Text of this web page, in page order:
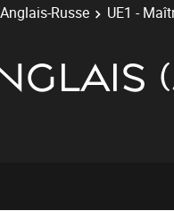
Russe
UE1 -